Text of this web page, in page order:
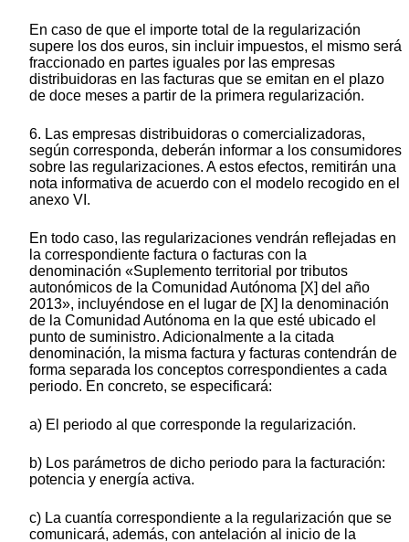
En caso de que el importe total de la regularización
supere los dos euros, sin incluir impuestos, el mismo será
fraccionado en partes iguales por las empresas
distribuidoras en las facturas que se emitan en el plazo
de doce meses a partir de la primera regularización.
6. Las empresas distribuidoras o comercializadoras,
según corresponda, deberán informar a los consumidores
sobre las regularizaciones. A estos efectos, remitirán una
nota informativa de acuerdo con el modelo recogido en el
anexo VI.
En todo caso, las regularizaciones vendrán reflejadas en
la correspondiente factura o facturas con la
denominación «Suplemento territorial por tributos
autonómicos de la Comunidad Autónoma [X] del año
2013», incluyéndose en el lugar de [X] la denominación
de la Comunidad Autónoma en la que esté ubicado el
punto de suministro. Adicionalmente a la citada
denominación, la misma factura y facturas contendrán de
forma separada los conceptos correspondientes a cada
periodo. En concreto, se especificará:
a) El periodo al que corresponde la regularización.
b) Los parámetros de dicho periodo para la facturación:
potencia y energía activa.
c) La cuantía correspondiente a la regularización que se
comunicará, además, con antelación al inicio de la